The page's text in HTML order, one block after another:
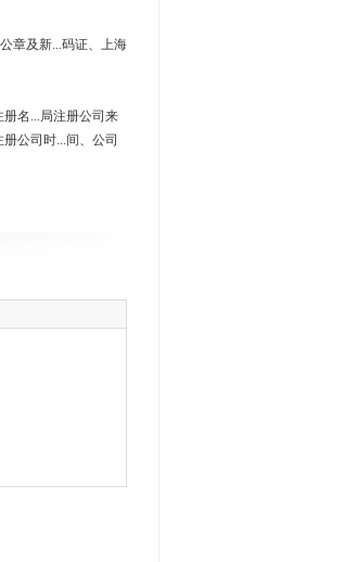
章及新...码证、上海
名...局注册公司来
公司时...间、公司